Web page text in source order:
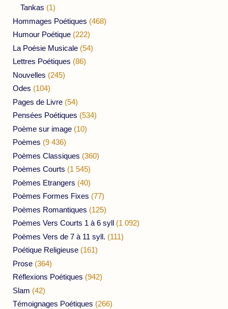
Tankas (1)
Hommages Poétiques (468)
Humour Poétique (222)
La Poésie Musicale (54)
Lettres Poétiques (86)
Nouvelles (245)
Odes (104)
Pages de Livre (54)
Pensées Poétiques (534)
Poème sur image (10)
Poèmes (9 436)
Poèmes Classiques (360)
Poèmes Courts (1 545)
Poèmes Etrangers (40)
Poèmes Formes Fixes (77)
Poèmes Romantiques (125)
Poèmes Vers Courts 1 à 6 syll (1 092)
Poèmes Vers de 7 à 11 syll. (111)
Poétique Religieuse (161)
Prose (364)
Réflexions Poétiques (942)
Slam (42)
Témoignages Poétiques (266)